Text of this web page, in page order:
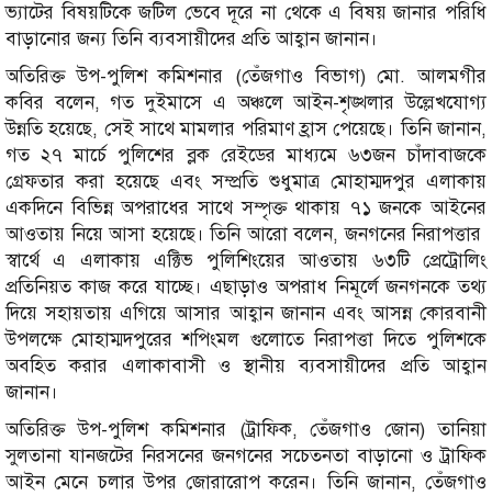
ভ্যাটের বিষয়টিকে জটিল ভেবে দূরে না থেকে এ বিষয় জানার পরিধি
বাড়ানোর জন্য তিনি ব্যবসায়ীদের প্রতি আহ্বান জানান।
অতিরিক্ত উপ-পুলিশ কমিশনার (তেঁজগাও বিভাগ) মো. আলমগীর
কবির বলেন, গত দুইমাসে এ অঞ্চলে আইন-শৃঙ্খলার উল্লেখযোগ্য
উন্নতি হয়েছে, সেই সাথে মামলার পরিমাণ হ্রাস পেয়েছে। তিনি জানান,
গত ২৭ মার্চে পুলিশের ব্লক রেইডের মাধ্যমে ৬৩জন চাঁদাবাজকে
গ্রেফতার করা হয়েছে এবং সম্প্রতি শুধুমাত্র মোহাম্মদপুর এলাকায়
একদিনে বিভিন্ন অপরাধের সাথে সম্পৃক্ত থাকায় ৭১ জনকে আইনের
আওতায় নিয়ে আসা হয়েছে। তিনি আরো বলেন, জনগনের নিরাপত্তার
স্বার্থে এ এলাকায় এক্টিভ পুলিশিংয়ের আওতায় ৬৩টি প্রেট্রোলিং
প্রতিনিয়ত কাজ করে যাচ্ছে। এছাড়াও অপরাধ নিমূর্লে জনগনকে তথ্য
দিয়ে সহায়তায় এগিয়ে আসার আহ্বান জানান এবং আসন্ন কোরবানী
উপলক্ষে মোহাম্মদপুরের শপিংমল গুলোতে নিরাপত্তা দিতে পুলিশকে
অবহিত করার এলাকাবাসী ও স্থানীয় ব্যবসায়ীদের প্রতি আহ্বান
জানান।
অতিরিক্ত উপ-পুলিশ কমিশনার (ট্রাফিক, তেঁজগাও জোন) তানিয়া
সুলতানা যানজটের নিরসনের জনগনের সচেতনতা বাড়ানো ও ট্রাফিক
আইন মেনে চলার উপর জোরারোপ করেন। তিনি জানান, তেঁজগাও